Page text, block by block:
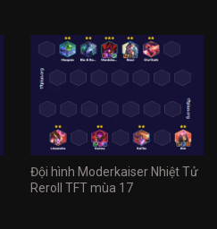
Đội hình Moderkaiser Nhiệt Tử
Reroll TFT mùa 17